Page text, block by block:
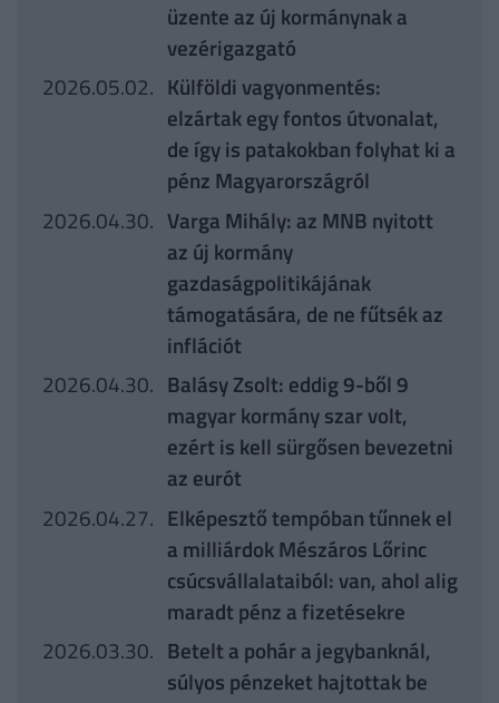
üzente az új kormánynak a
vezérigazgató
2026.05.02. Külföldi vagyonmentés:
elzártak egy fontos útvonalat,
de így is patakokban folyhat ki a
pénz Magyarországról
2026.04.30. Varga Mihály: az MNB nyitott
az új kormány
gazdaságpolitikájának
támogatására, de ne fűtsék az
inflációt
2026.04.30. Balásy Zsolt: eddig 9-ből 9
magyar kormány szar volt,
ezért is kell sürgősen bevezetni
az eurót
2026.04.27. Elképesztő tempóban tűnnek el
a milliárdok Mészáros Lőrinc
csúcsvállalataiból: van, ahol alig
maradt pénz a fizetésekre
2026.03.30. Betelt a pohár a jegybanknál,
súlyos pénzeket hajtottak be